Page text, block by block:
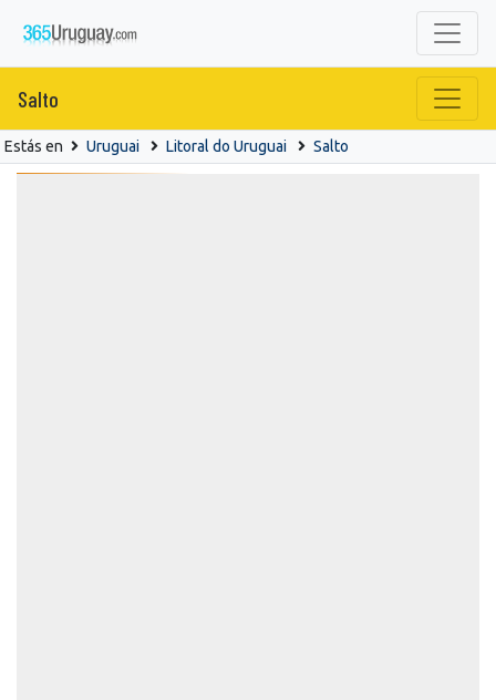
Salto
Estás en Uruguai Litoral do Uruguai Salto